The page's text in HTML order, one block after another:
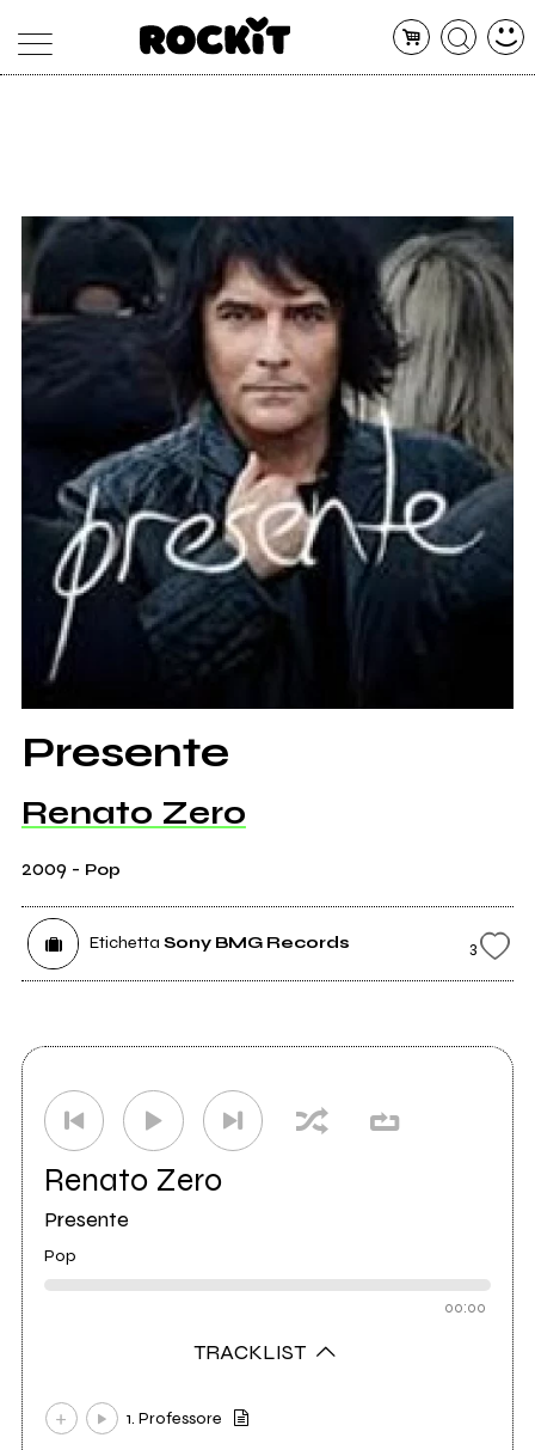
ARTISTI
CONCERTI
SHOP
RADIO
Presente
Renato Zero
2009 - Pop
Etichetta Sony BMG Records 3
Renato Zero
Presente
Pop
00:00
TRACKLIST
1. Professore